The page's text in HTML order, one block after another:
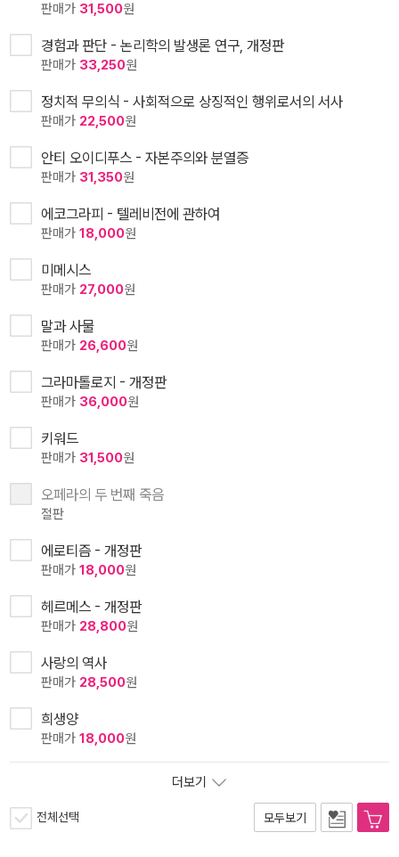
판매가 31,500원
경험과 판단 - 논리학의 발생론 연구, 개정판
판매가 33,250원
정치적 무의식 - 사회적으로 상징적인 행위로서의 서사
판매가 22,500원
안티 오이디푸스 - 자본주의와 분열증
판매가 31,350원
에코그라피 - 텔레비전에 관하여
판매가 18,000원
미메시스
판매가 27,000원
말과 사물
판매가 26,600원
그라마톨로지 - 개정판
판매가 36,000원
키워드
판매가 31,500원
오페라의 두 번째 죽음
절판
에로티즘 - 개정판
판매가 18,000원
헤르메스 - 개정판
판매가 28,800원
사랑의 역사
판매가 28,500원
희생양
판매가 18,000원
더보기
전체선택 모두보기